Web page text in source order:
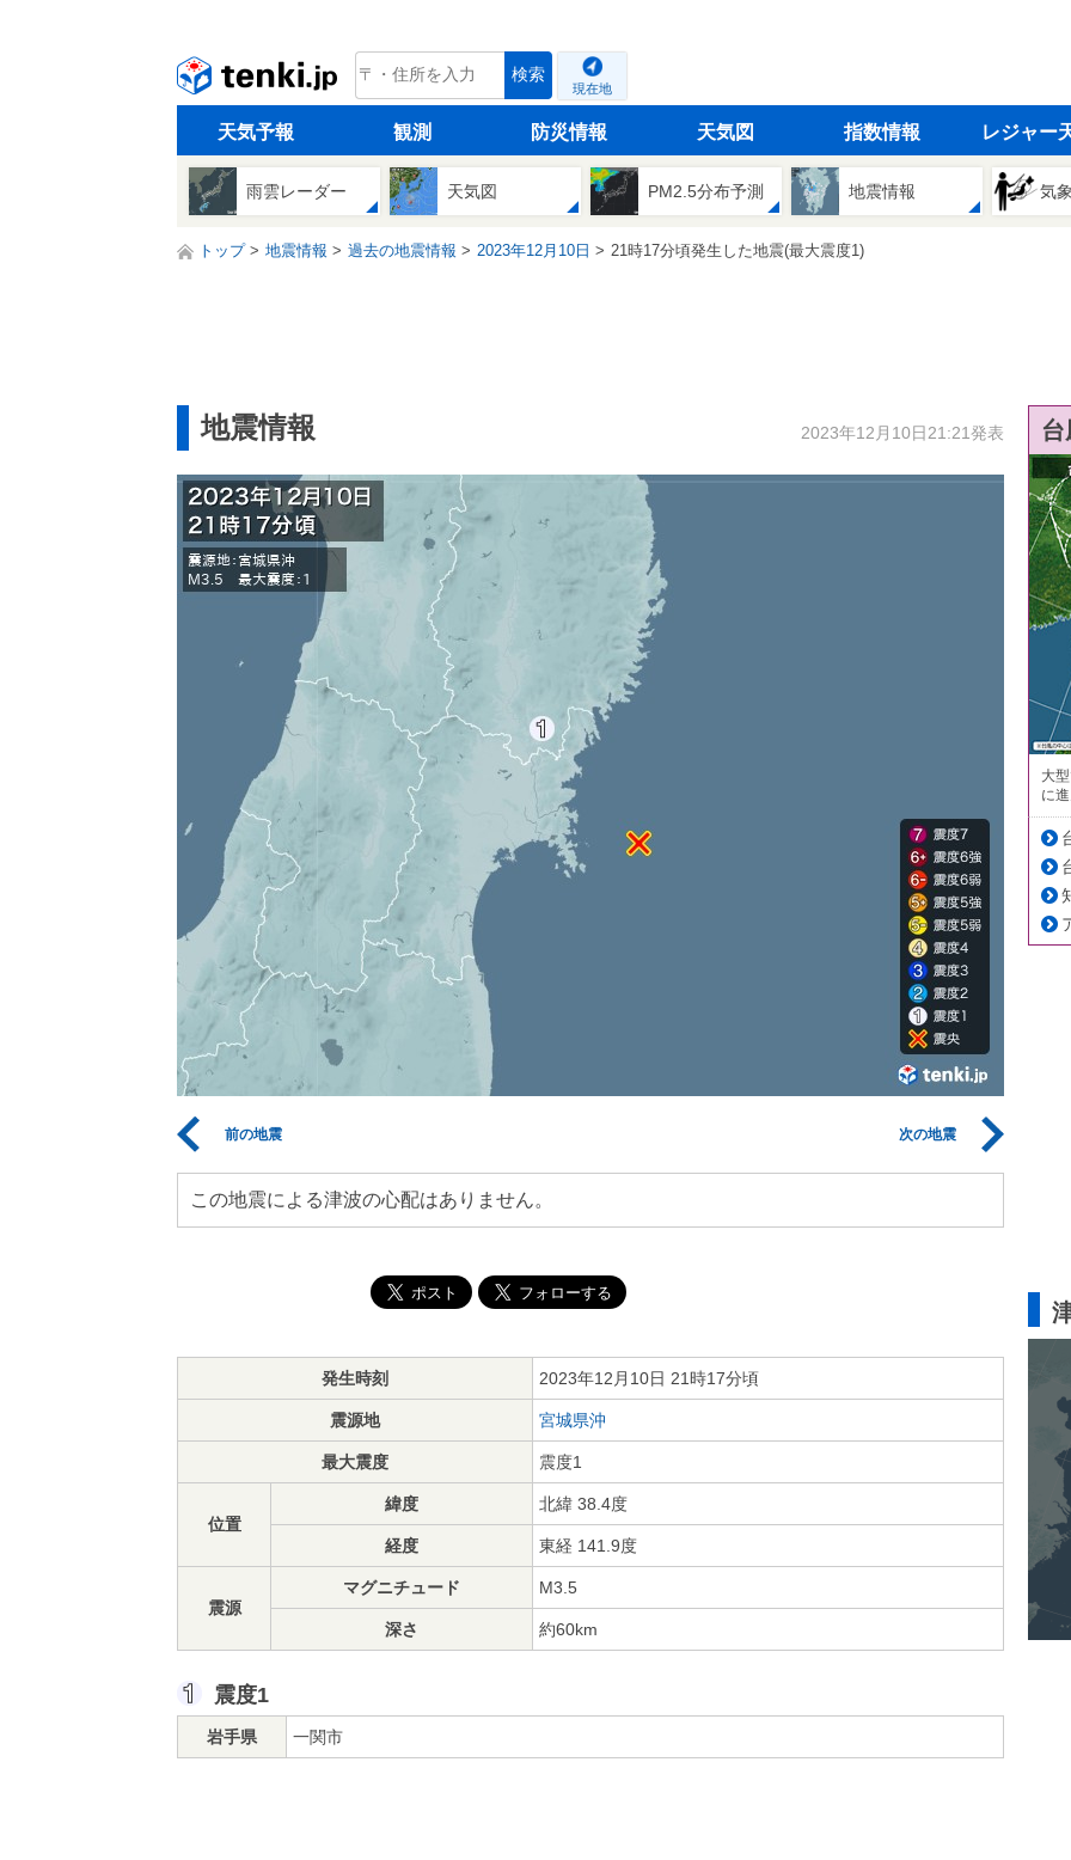
tenki.jp 検索
現在地
天気予報 観測 防災情報 天気図 指数情報 レジャー
雨雲レーダー 天気図 PM2.5分布予測 地震情報 気
トップ 地震情報 過去の地震情報 2023年12月10日 21時17分頃発生した地震(最大震度1)
地震情報 2023年12月10日21:21発表
前の地震 次の地震
この地震による津波の心配はありません。
発生時刻 2023年12月10日 21時17分頃
震源地 宮城県沖
最大震度 震度1
位置
緯度 北緯 38.4度
経度 東経 141.9度
震源
マグニチュード M3.5
深さ 約60km
震度1
岩手県 一関市
大
に